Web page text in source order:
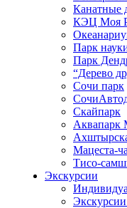
Канатные
КЭЦ Моя
Парк
Парк
“Дерево
Сочи парк
Скайпарк
Аквапарк
Мацеста-
Тисо-
Экскурсии